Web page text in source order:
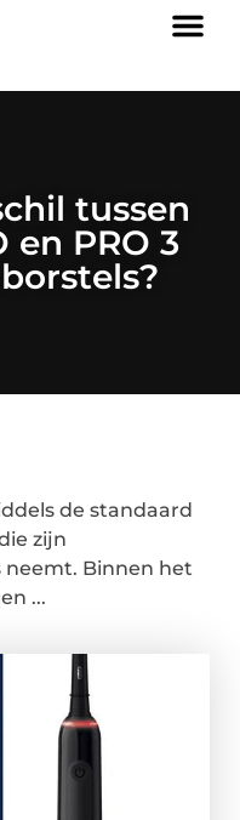
tussen
en PRO 3
de standaard
zijn
neemt. Binnen het
...